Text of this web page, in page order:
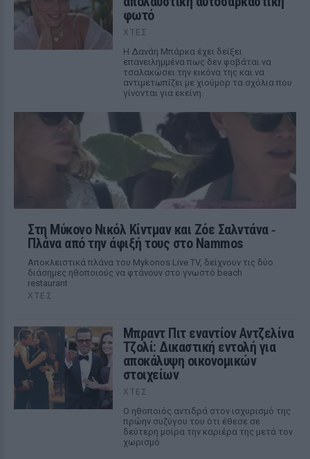
φωτό
ΧΤΕΣ
Η Δανάη Μπάρκα έχει δείξει
επανειλημμένα πως δεν φοβάται να
τσαλακώσει την εικόνα της και να
αντιμετωπίζει με χιούμορ τα σχόλια που
γίνονται για εκείνη.
Στη Μύκονο Νικόλ Κίντμαν και Ζόε Σαλντάνα ‑
Πλάνα από την άφιξή τους στο Nammos
Αποκλειστικά πλάνα του Mykonos Live TV, δείχνουν τις δύο
διάσημες ηθοποιούς να φτάνουν στο γνωστό beach
restaurant
ΧΤΕΣ
Μπραντ Πιτ εναντίον Αντζελίνα
Τζολί: Δικαστική εντολή για
αποκάλυψη οικονομικών
στοιχείων
ΧΤΕΣ
Ο ηθοποιός αντιδρά στον ισχυρισμό της
πρώην συζύγου του ότι έθεσε σε
δεύτερη μοίρα την καριέρα της μετά τον
χωρισμό